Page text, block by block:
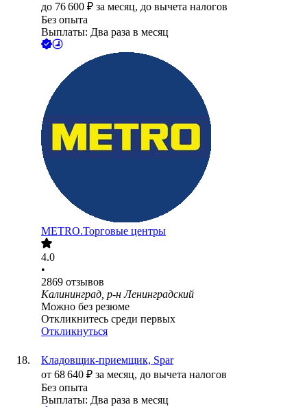
до 76 600 ₽ за месяц, до вычета налогов
Без опыта
Выплаты: Два раза в месяц
METRO.Торговые центры
4.0
•
2869 отзывов
Калининград, р-н Ленинградский
Можно без резюме
Откликнитесь среди первых
Откликнуться
Кладовщик-приемщик, Spar
от 68 640 ₽ за месяц, до вычета налогов
Без опыта
Выплаты: Два раза в месяц